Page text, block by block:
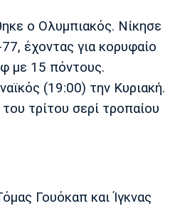
ο Ολυμπιακός. Νίκησε
έχοντας για κορυφαίο
με 15 πόντους.
(19:00) την Κυριακή.
τρίτου σερί τροπαίου
Γουόκαπ και Ίγκνας